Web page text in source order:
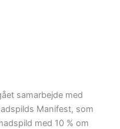
samarbejde med
Manifest, som
med 10 % om